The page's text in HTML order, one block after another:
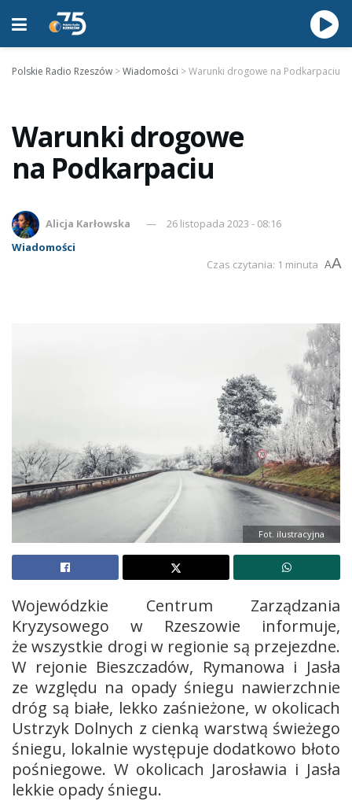
Polskie Radio Rzeszów >Wiadomości >Warunki drogowe na Podkarpaciu
Warunki drogowe
na Podkarpaciu
Alicja Karłowska
26 listopada 2023 - 08:16
Wiadomości
Czas czytania: 1 minuta AA
Fot. ilustracyjna
Wojewódzkie Centrum Zarządzania
Kryzysowego w Rzeszowie informuje,
że wszystkie drogi w regionie są przejezdne.
W rejonie Bieszczadów, Rymanowa i Jasła
ze względu na opady śniegu nawierzchnie
dróg są białe, lekko zaśnieżone, w okolicach
Ustrzyk Dolnych z cienką warstwą świeżego
śniegu, lokalnie występuje dodatkowo błoto
pośniegowe. W okolicach Jarosławia i Jasła
lekkie opady śniegu.